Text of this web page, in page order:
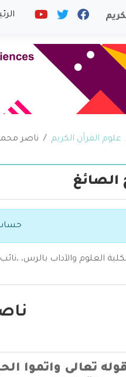
علوم القرآن الكريم ناصر
الصائغ
حساب
العلوم والآداب بالرس،
تعالى واتموا